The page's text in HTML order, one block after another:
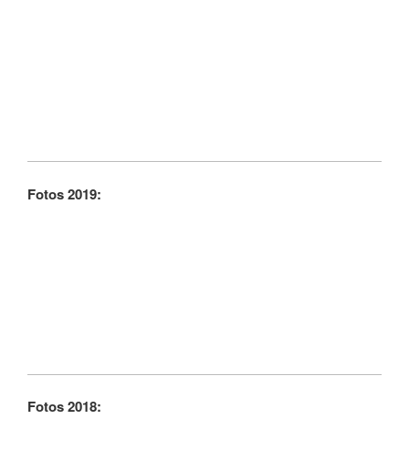
Fotos 2019:
Fotos 2018: